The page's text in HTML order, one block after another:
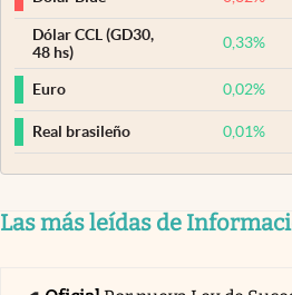
Dólar CCL (GD30,
48 hs)
0,33%
Euro 0,02%
Real brasileño 0,01%
Las más leídas de